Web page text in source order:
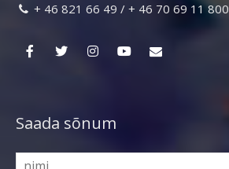
 + 46 821 66 49 / + 46 70 69 11 800
Saada sõnum